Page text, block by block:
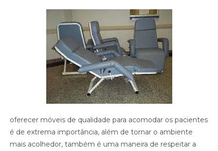
oferecer móveis de qualidade para acomodar os pacientes
é de extrema importância, além de tornar o ambiente
mais acolhedor, também é uma maneira de respeitar a